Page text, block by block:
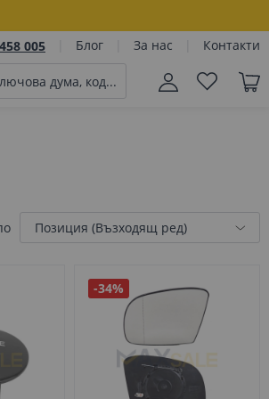
005 Блог За нас Контакти
-34%